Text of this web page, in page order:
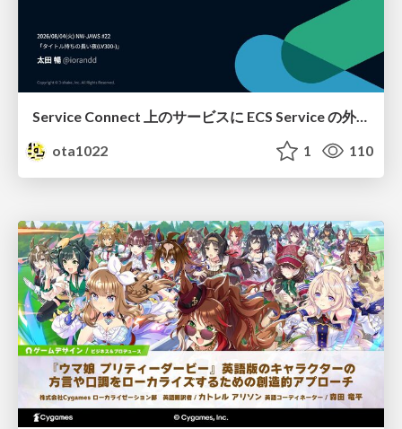
Service Connect 上のサービスに ECS Service の外側から到達できなかった話
ota1022
1 110